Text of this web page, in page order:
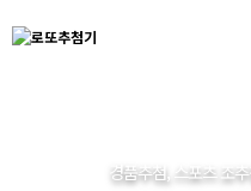
경품추첨, 스포츠 조